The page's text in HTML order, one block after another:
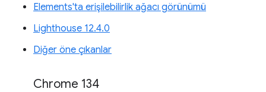
Elements'ta erişilebilirlik ağacı görünümü
Lighthouse 12.4.0
Diğer öne çıkanlar
Chrome 134